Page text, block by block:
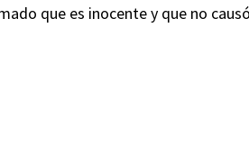
que es inocente y que no